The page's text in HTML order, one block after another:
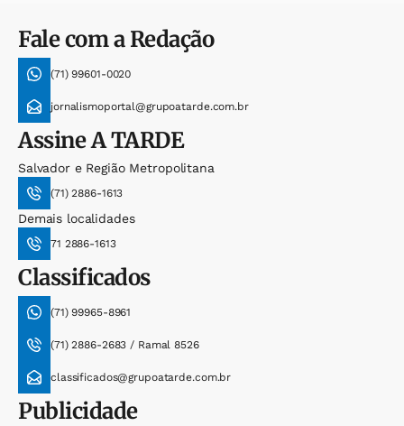
Fale com a Redação
(71) 99601-0020
jornalismoportal@grupoatarde.com.br
AssineA TARDE
Salvador e Região Metropolitana
(71) 2886-1613
Demais localidades
71 2886-1613
Classificados
(71) 99965-8961
(71) 2886-2683 / Ramal 8526
classificados@grupoatarde.com.br
Publicidade